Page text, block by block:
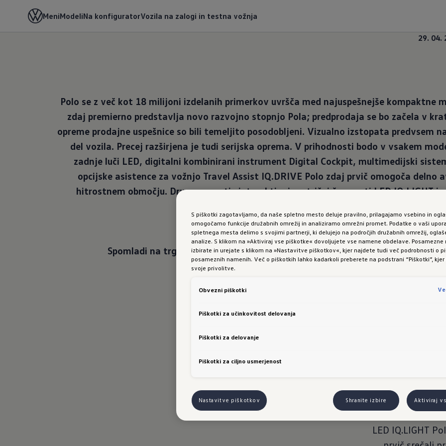
MeniModeliNa konfiguratorVozila na zalogi in testna vožnja
29. 04.
Polo se z več kot 18 milijoni izdelanih primerkov uvršča med najuspešnejše kompaktne
zdaj premierno predstavlja novo razvojno stopnjo Pola; predprodaja se bo začela v
opreme prodajne uspešnice so bili temeljito posodobljeni. Vizualno izstopata predvsem
del vozila. Precej razširjena je tudi serijska oprema. V prihodnosti bodo v vsakem
zadnje luči LED, digitalni kombinirani instrument Digital Cockpit, multimedijski
opcijske asistence za vožnjo Travel Assist IQ.DRIVE Polo zdaj prvič omogoča
hitrostnem območju. Druge novosti : interaktivni matrični žarometi LED IQ.LIGHT
Spomladi na trg prihaja novi Polo.
Novi Polo se
do sedaj na voljo
asistenca za
razredu
tempomata z
(samodejno
ohranjanje smeri
sedaj serijsko
ki omogoča
lahko redko
podobnim
ga ima Polo.
LED IQ.LIGHT
S piškotki zagotavljamo, da naše spletno mesto deluje pravilno, prilagajamo vsebino in
omogočamo funkcije družabnih omrežij in analiziramo omrežni promet. Podatke o vaši
spletnega mesta delimo s svojimi partnerji, ki delujejo na področjih družabnih omrežij,
analize. S klikom na »Aktiviraj vse piškotke« dovoljujete vse namene obdelave. Posamezne
izbirate in urejate s klikom na »Nastavitve piškotkov«, kjer najdete tudi več podrobnosti o
posameznih namenih. Več o piškotkih lahko kadarkoli preberete na podstrani “Piškotki”,
svoje privolitve.
Obvezni piškotki
Piškotki za učinkovitost delovanja
Piškotki za delovanje
Piškotki za ciljno usmerjenost
Nastavitve piškotkov Shranite izbire Aktiviraj